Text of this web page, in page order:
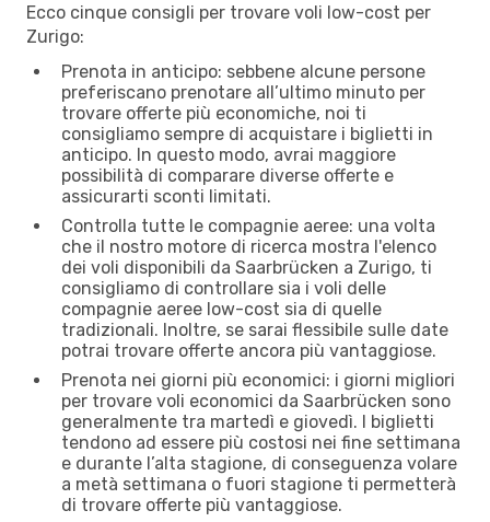
Ecco cinque consigli per trovare voli low-cost per
Zurigo:
Prenota in anticipo: sebbene alcune persone
preferiscano prenotare all’ultimo minuto per
trovare offerte più economiche, noi ti
consigliamo sempre di acquistare i biglietti in
anticipo. In questo modo, avrai maggiore
possibilità di comparare diverse offerte e
assicurarti sconti limitati.
Controlla tutte le compagnie aeree: una volta
che il nostro motore di ricerca mostra l'elenco
dei voli disponibili da Saarbrücken a Zurigo, ti
consigliamo di controllare sia i voli delle
compagnie aeree low-cost sia di quelle
tradizionali. Inoltre, se sarai flessibile sulle date
potrai trovare offerte ancora più vantaggiose.
Prenota nei giorni più economici: i giorni migliori
per trovare voli economici da Saarbrücken sono
generalmente tra martedì e giovedì. I biglietti
tendono ad essere più costosi nei fine settimana
e durante l’alta stagione, di conseguenza volare
a metà settimana o fuori stagione ti permetterà
di trovare offerte più vantaggiose.